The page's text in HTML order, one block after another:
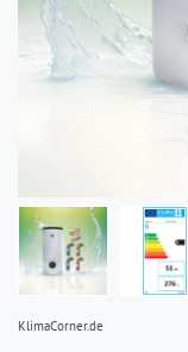
KlimaCorner.de